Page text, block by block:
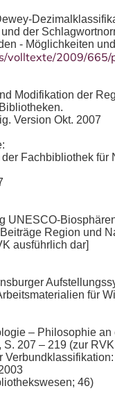
der
- Möglichkeiten
volltexte/2009/665/
Modifikation der
Version Okt. 2007
Fachbibliothek
UNESCO-
Region und
ausführlich dar]
für
– Philosophie
207 – 219 (zur
46)